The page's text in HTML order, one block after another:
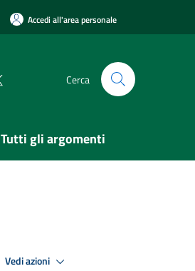
Accedi all'area personale
Cerca
Tutti gli argomenti
Vedi azioni